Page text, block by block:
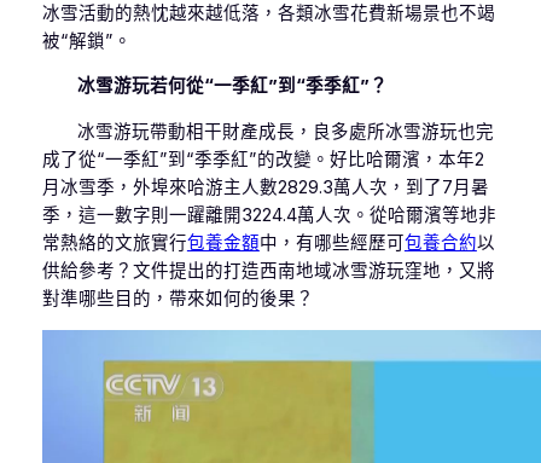
冰雪活動的熱忱越來越低落，各類冰雪花費新場景也不竭
被“解鎖”。
冰雪游玩若何從“一季紅”到“季季紅”？
冰雪游玩帶動相干財產成長，良多處所冰雪游玩也完
成了從“一季紅”到“季季紅”的改變。好比哈爾濱，本年2
月冰雪季，外埠來哈游主人數2829.3萬人次，到了7月暑
季，這一數字則一躍離開3224.4萬人次。從哈爾濱等地非
常熱絡的文旅實行包養金額中，有哪些經歷可包養合約以
供給參考？文件提出的打造西南地域冰雪游玩窪地，又將
對準哪些目的，帶來如何的後果？